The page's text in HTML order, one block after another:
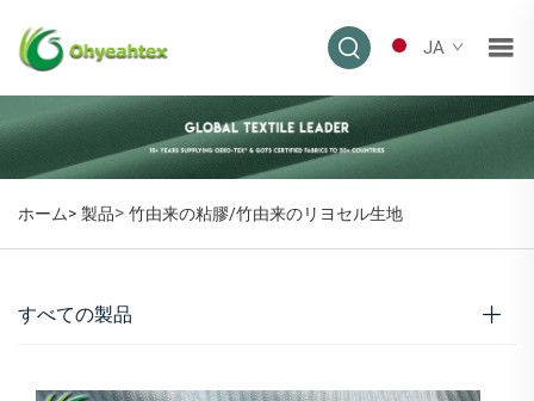
JA
ホーム> 製品> 竹由来の粘膠/竹由来のリヨセル生地
すべての製品